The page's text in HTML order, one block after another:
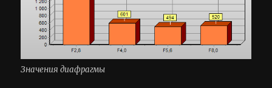
Значения диафрагмы